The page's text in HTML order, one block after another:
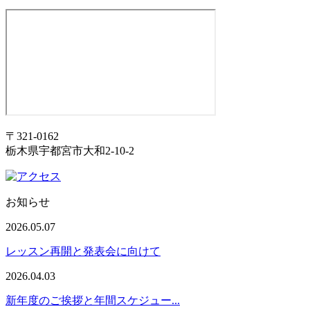
〒321-0162
栃木県宇都宮市大和2-10-2
お知らせ
2026.05.07
レッスン再開と発表会に向けて
2026.04.03
新年度のご挨拶と年間スケジュー...